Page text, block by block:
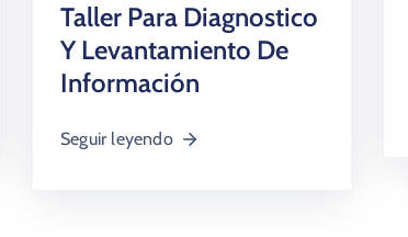
Taller Para Diagnostico
Y Levantamiento De
Información
Seguir leyendo